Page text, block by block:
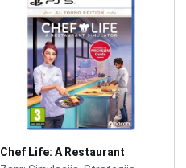
Chef Life: A Restaurant